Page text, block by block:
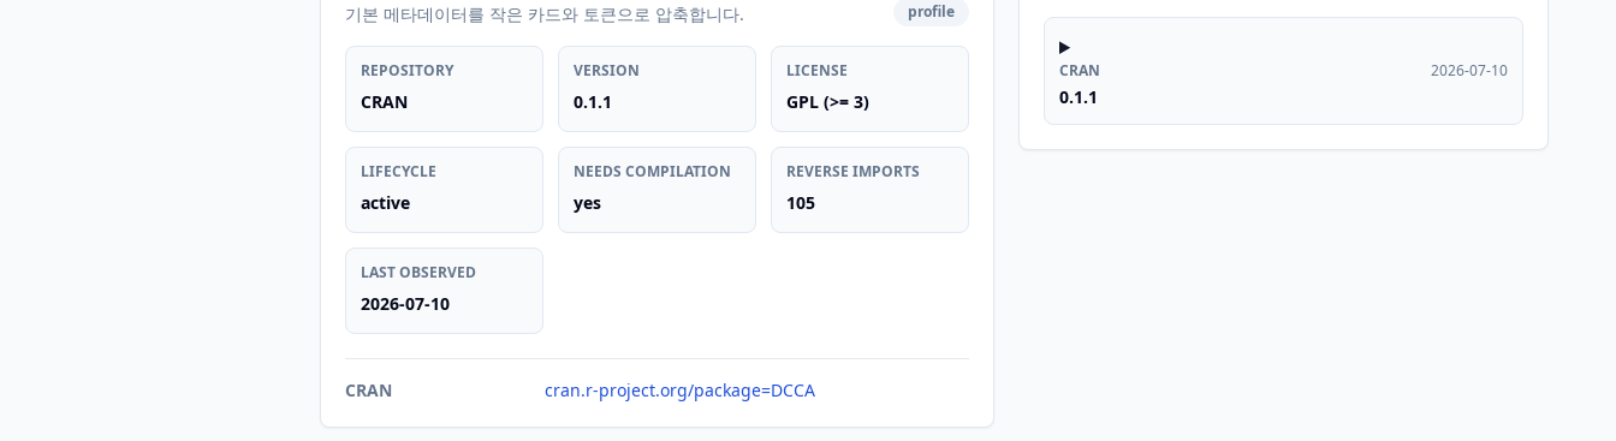
기본 메타데이터를 작은 카드와 토큰으로 압축합니다. profile
REPOSITORY
CRAN
VERSION
0.1.1
LICENSE
GPL (>= 3)
LIFECYCLE
active
NEEDS COMPILATION
yes
REVERSE IMPORTS
105
LAST OBSERVED
2026-07-10
CRAN cran.r-project.org/package=DCCA
CRAN
0.1.1
2026-07-10